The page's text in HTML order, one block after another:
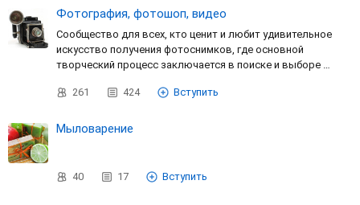
Фотография, фотошоп, видео
Сообщество для всех, кто ценит и любит удивительное
искусство получения фотоснимков, где основной
творческий процесс заключается в поиске и выборе …
261 424 Вступить
Мыловарение
40 17 Вступить